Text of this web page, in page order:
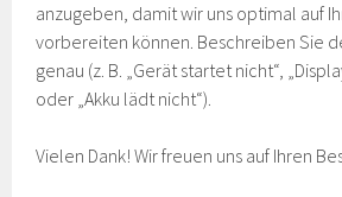
anzugeben, damit wir uns optimal auf
vorbereiten können. Beschreiben Sie
genau (z. B. „Gerät startet nicht“,
oder „Akku lädt nicht“).
Vielen Dank! Wir freuen uns auf Ihren